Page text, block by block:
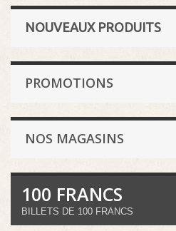
NOUVEAUX PRODUITS
PROMOTIONS
NOS MAGASINS
100 FRANCS
BILLETS DE 100 FRANCS